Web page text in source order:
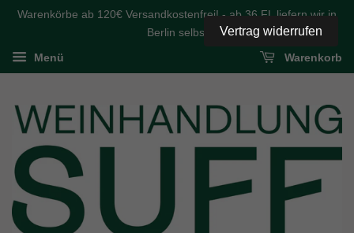
Warenkörbe ab 120€ Versandkostenfrei! - ab 36 FL liefern wir in
Berlin selbst
Menü Warenkorb
Vertrag widerrufen